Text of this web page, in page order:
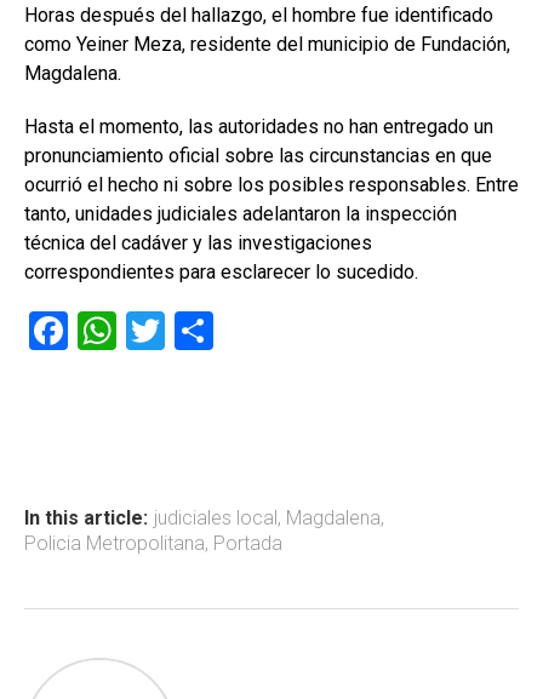
Horas después del hallazgo, el hombre fue identificado
como Yeiner Meza, residente del municipio de Fundación,
Magdalena.
Hasta el momento, las autoridades no han entregado un
pronunciamiento oficial sobre las circunstancias en que
ocurrió el hecho ni sobre los posibles responsables. Entre
tanto, unidades judiciales adelantaron la inspección
técnica del cadáver y las investigaciones
correspondientes para esclarecer lo sucedido.
F
ok
W
p
p
T
tir
In this article: judiciales local , Magdalena,
Policia Metropolitana, Portada